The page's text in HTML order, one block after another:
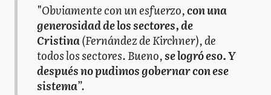
"Obviamente con un esfuerzo,con una
generosidad de los sectores, de
Cristina(Fernández de Kirchner), de
todos los sectores. Bueno,se logró eso. Y
después no pudimos gobernar con ese
sistema”.